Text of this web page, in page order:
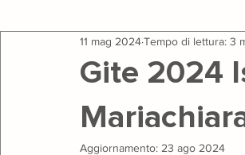
Uscite didattiche Concorsi
Giugno Insieme Gala
Gite 2024
11 mag 2024Tempo di lettura: 3
Aggiornamento: 23 ago 2024